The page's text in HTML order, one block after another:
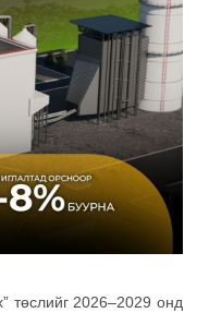
төслийг 2026–2029 онд